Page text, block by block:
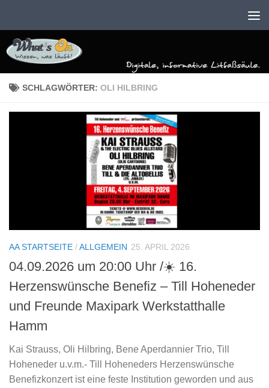
SCHLAGWÖRTER: OLI HILBRING
AA STARTSEITE /ALLGEMEIN 25. APRIL 2026
04.09.2026 um 20:00 Uhr /☀️ 16.
Herzenswünsche Benefiz – Till Hoheneder
und Freunde Maxipark Werkstatthalle
Hamm
Kai Strauss, Oli Hilbring, Bene Aperdannier Trio, Till
Hoheneder u.v.m.- Till Hoheneders Herzenswünsche
Benefizkonzert ist eine feste Institution geworden und aus